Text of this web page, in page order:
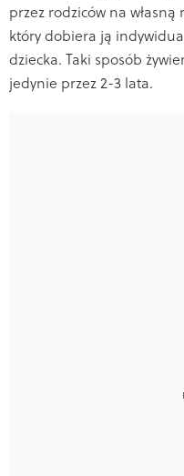
przez rodziców na
który dobiera ją
dziecka. Taki sposób
jedynie przez 2-3 lata.